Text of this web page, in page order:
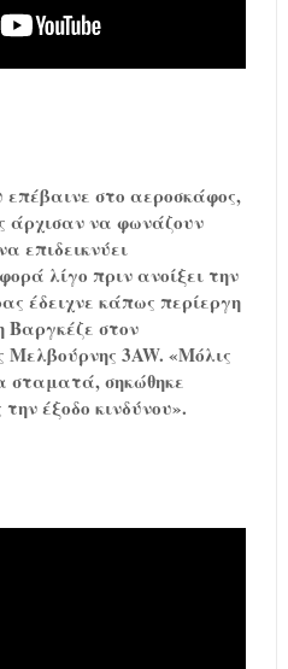
στο αεροσκάφος,
άρχισαν να φωνάζουν
επιδεικνύει
λίγο πριν ανοίξει την
έδειχνε κάπως περίεργη
Βαργκέζε στον
Μελβούρνης 3AW. «Μόλις
σταματά, σηκώθηκε
έξοδο κινδύνου».